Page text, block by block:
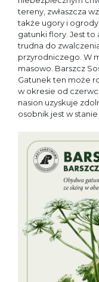
tereny, zwłaszcza
także ugory i
gatunki flory. Jest to
trudna do
przyrodniczego. W
masowo. Barszcz
Gatunek ten może
w okresie od
nasion uzyskuje
osobnik jest w